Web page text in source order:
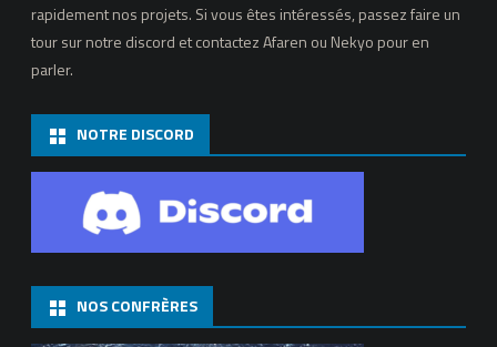
rapidement nos projets. Si vous êtes intéressés, passez faire un
tour sur notre discord et contactez Afaren ou Nekyo pour en
parler.
NOTRE DISCORD
NOS CONFRÈRES